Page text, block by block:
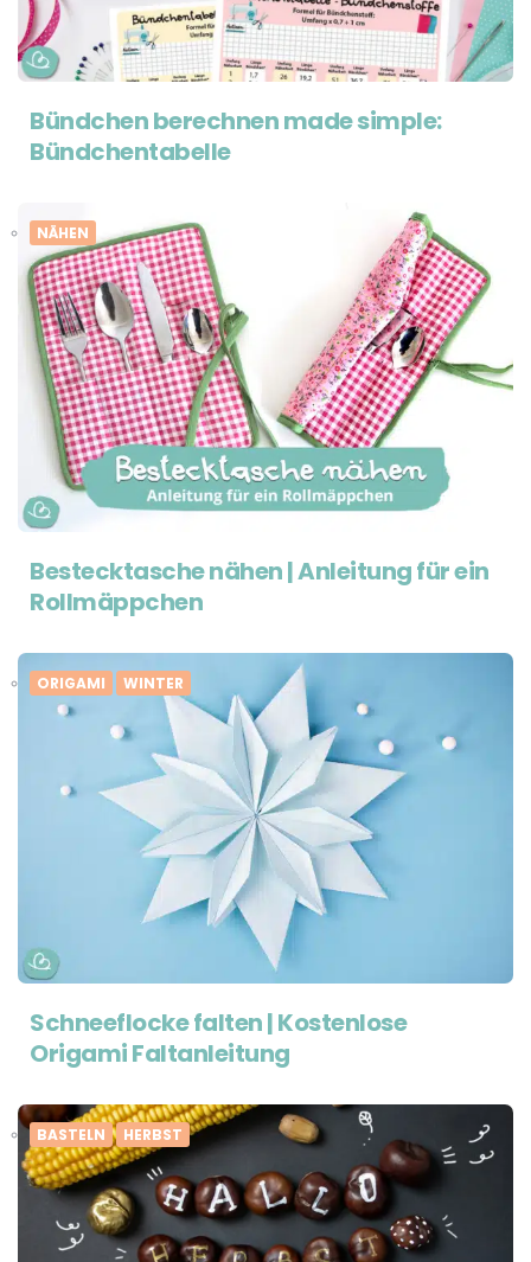
Bündchen berechnen made simple:
Bündchentabelle
NÄHEN
Bestecktasche nähen | Anleitung für ein
Rollmäppchen
ORIGAMI WINTER
Schneeflocke falten | Kostenlose
Origami Faltanleitung
BASTELN HERBST